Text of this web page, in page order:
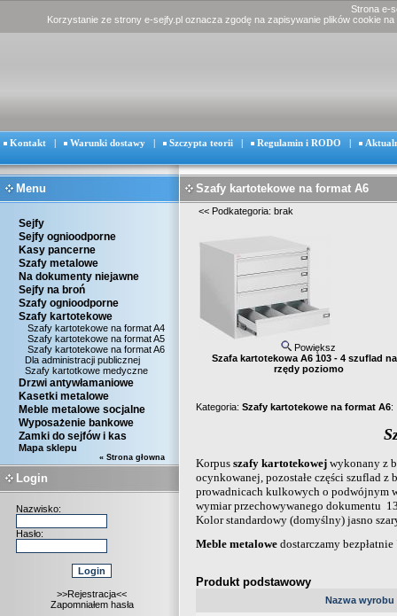
Strona e-
Korzystanie ze strony e-sejfy.pl oznacza zgodę na zapisywanie plików cookie
Kontakt | Warunki dostawy | Szczypta teorii | Regulamin i RODO |
Menu
Sejfy
Sejfy ognioodporne
Kasy pancerne
Szafy metalowe
Na dokumenty niejawne
Sejfy na broń
Szafy ognioodporne
Szafy kartotekowe
Szafy kartotekowe na format A4
Szafy kartotekowe na format A5
Szafy kartotekowe na format A6
Dla administracji publicznej
Szafy kartotkowe medyczne
Drzwi antywłamaniowe
Kasetki metalowe
Meble metalowe socjalne
Wyposażenie bankowe
Zamki do sejfów i kas
Mapa sklepu
« Strona głowna
Login
Nazwisko:
Hasło:
>>Rejestracja<<
Zapomniałem hasła
Szafy kartotekowe na format A6
<< Podkategoria: brak
Powiększ
Szafa kartotekowa A6 103 - 4 szuflad
rzędy poziomo
Kategoria: Szafy kartotekowe na format A6:
Korpus szafy kartotekowej wykonany z
ocynkowanej, pozostałe części szuflad
prowadnicach kulkowych o podwójnym
wymiar przechowywanego dokumentu
Kolor standardowy (domyślny) jasno
Meble metalowe dostarczamy
Produkt podstawowy
Nazwa wyrobu